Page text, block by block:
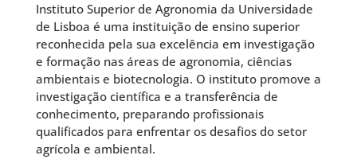
Instituto Superior de Agronomia da Universidade
de Lisboa é uma instituição de ensino superior
reconhecida pela sua excelência em investigação
e formação nas áreas de agronomia, ciências
ambientais e biotecnologia. O instituto promove a
investigação científica e a transferência de
conhecimento, preparando profissionais
qualificados para enfrentar os desafios do setor
agrícola e ambiental.